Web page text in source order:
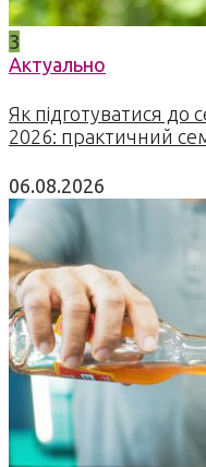
3
Актуально
Як підготуватися до
2026: практичний
06.08.2026